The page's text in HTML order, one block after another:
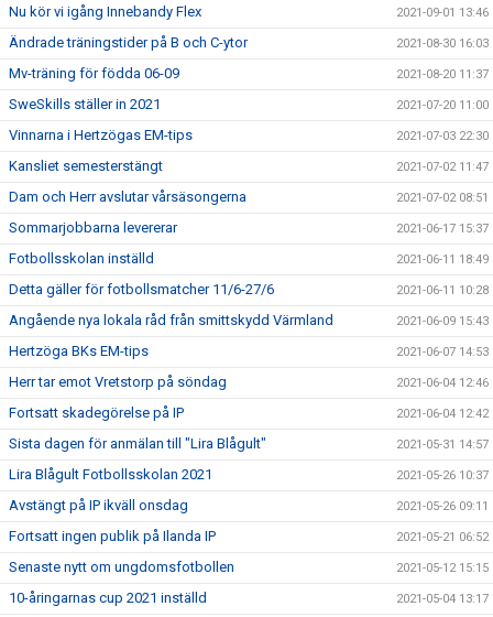
Nu kör vi igång Innebandy Flex 2021-09-01 13:46
Ändrade träningstider på B och C-ytor 2021-08-30 16:03
Mv-träning för födda 06-09 2021-08-20 11:37
SweSkills ställer in 2021 2021-07-20 11:00
Vinnarna i Hertzögas EM-tips 2021-07-03 22:30
Kansliet semesterstängt 2021-07-02 11:47
Dam och Herr avslutar vårsäsongerna 2021-07-02 08:51
Sommarjobbarna levererar 2021-06-17 15:37
Fotbollsskolan inställd 2021-06-11 18:49
Detta gäller för fotbollsmatcher 11/6-27/6 2021-06-11 10:28
Angående nya lokala råd från smittskydd Värmland 2021-06-09 15:43
Hertzöga BKs EM-tips 2021-06-07 14:53
Herr tar emot Vretstorp på söndag 2021-06-04 12:46
Fortsatt skadegörelse på IP 2021-06-04 12:42
Sista dagen för anmälan till "Lira Blågult" 2021-05-31 14:57
Lira Blågult Fotbollsskolan 2021 2021-05-26 10:37
Avstängt på IP ikväll onsdag 2021-05-26 09:11
Fortsatt ingen publik på Ilanda IP 2021-05-21 06:52
Senaste nytt om ungdomsfotbollen 2021-05-12 15:15
10-åringarnas cup 2021 inställd 2021-05-04 13:17